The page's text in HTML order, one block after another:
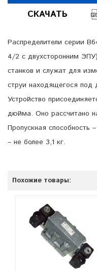
СКАЧАТЬ
Распределители серии
4/2 с двухсторонним
станков и служат для
струи находящегося под
Устройство
дюйма. Оно рассчитано
Пропускная
– не более 3,1 кг.
Похожие товары: